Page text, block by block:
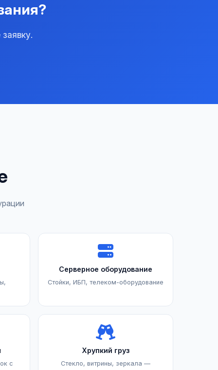
Серверное оборудование
Стойки, ИБП, телеком-оборудование
с
Хрупкий груз
Стекло, витрины, зеркала —